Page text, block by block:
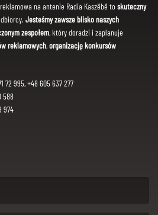
na antenie Radia Kaszëbë toskuteczny
Jesteśmy zawsze blisko naszych
zespołem, który doradzi i zaplanuje
reklamowych,organizację konkursów
72 995, +48 605 637 277
588
974